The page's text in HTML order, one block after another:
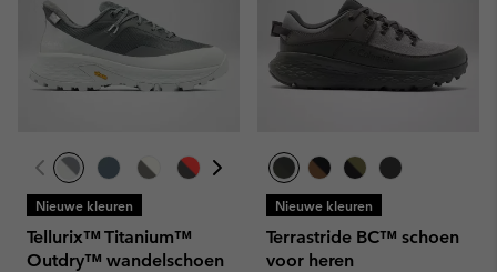
Nieuwe kleuren
Tellurix™ Titanium™
Outdry™ wandelschoen
Nieuwe kleuren
Terrastride BC™ schoen
voor heren